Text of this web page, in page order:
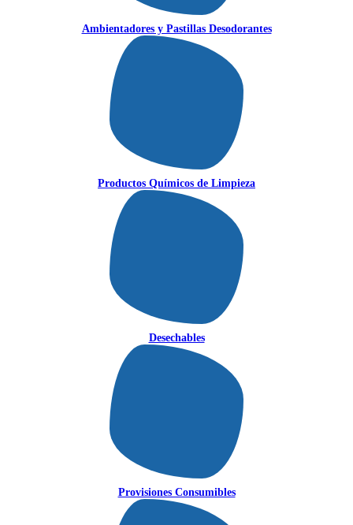
Ambientadores y Pastillas Desodorantes
Productos Químicos de Limpieza
Desechables
Provisiones Consumibles